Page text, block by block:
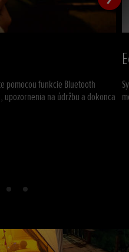
pomocou funkcie Bluetooth
na údržbu a dokonca